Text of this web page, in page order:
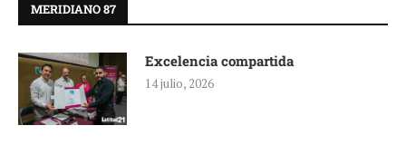
MERIDIANO 87
Excelencia compartida
14 julio, 2026